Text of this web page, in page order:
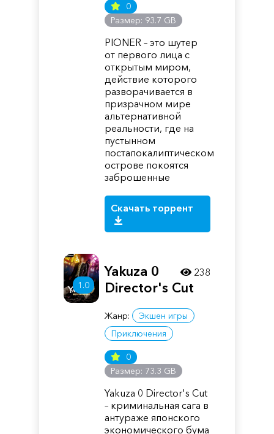
0
Размер: 93.7 GB
PIONER – это шутер
от первого лица с
открытым миром,
действие которого
разворачивается в
призрачном мире
альтернативной
реальности, где на
пустынном
постапокалиптическом
острове покоятся
заброшенные
Скачать торрент
1.0
Yakuza 0
Director's Cut
Жанр:
Экшен игры
Приключения
0
Размер: 73.3 GB
Yakuza 0 Director's Cut
– криминальная сага в
антураже японского
экономического бума
238